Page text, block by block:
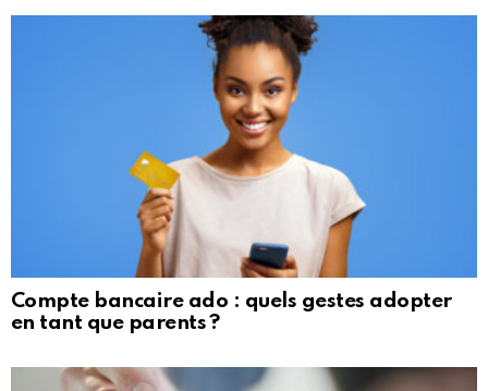
Compte bancaire ado : quels gestes adopter
en tant que parents ?